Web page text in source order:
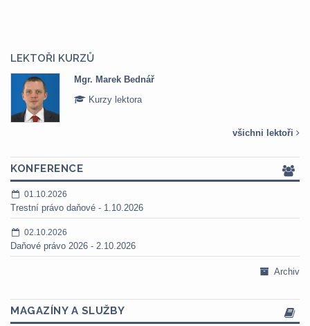
LEKTOŘI KURZŮ
Mgr. Marek Bednář
Kurzy lektora
všichni lektoři
KONFERENCE
01.10.2026
Trestní právo daňové - 1.10.2026
02.10.2026
Daňové právo 2026 - 2.10.2026
Archiv
MAGAZÍNY A SLUŽBY